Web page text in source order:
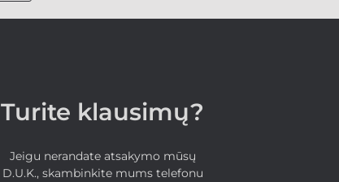
Turite klausimų?
Jeigu nerandate atsakymo mūsų
D.U.K., skambinkite mums telefonu